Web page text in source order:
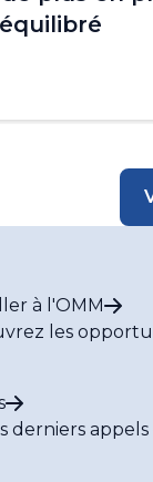
à l'OMM
les
derniers